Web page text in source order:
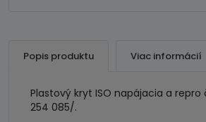
Popis produktu Viac informácií
Plastový kryt ISO napájacia a
254 085/.